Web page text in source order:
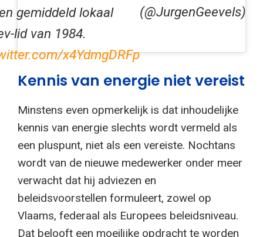
gemiddeld lokaal
lid van 1984.
x4YdmgDRFp
(@JurgenGeevels)
Kennis van energie niet vereist
Minstens even opmerkelijk is dat inhoudelijke
kennis van energie slechts wordt vermeld als
een pluspunt, niet als een vereiste. Nochtans
wordt van de nieuwe medewerker onder meer
verwacht dat hij adviezen en
beleidsvoorstellen formuleert, zowel op
Vlaams, federaal als Europees beleidsniveau.
Dat belooft een moeilijke opdracht te worden